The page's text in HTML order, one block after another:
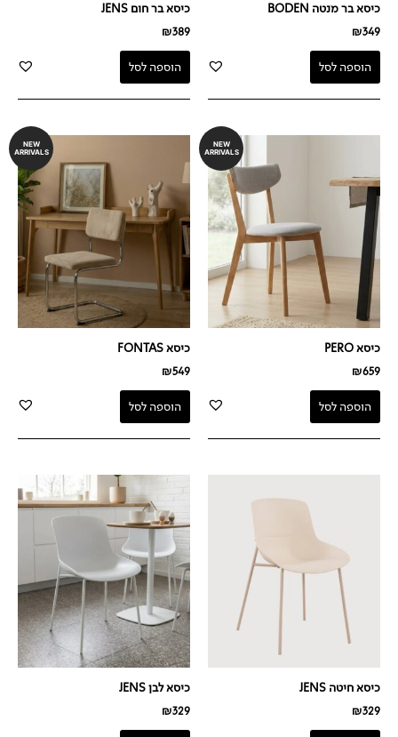
כיסא בר מנטה BODEN
₪349
הוספה לסל
כיסא בר חום JENS
₪389
הוספה לסל
NEW
ARRIVALS
כיסא PERO
₪659
הוספה לסל
NEW
ARRIVALS
כיסא FONTAS
₪549
הוספה לסל
כיסא חיטה JENS
₪329
כיסא לבן JENS
₪329